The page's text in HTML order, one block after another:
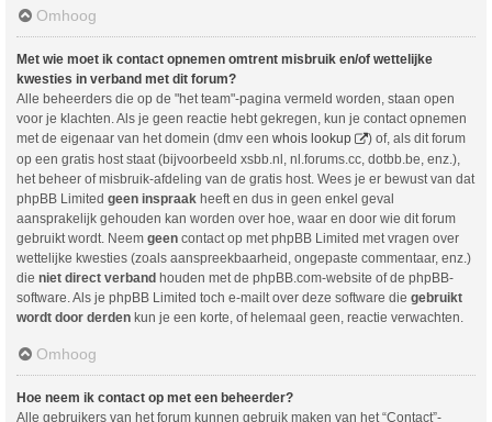
Omhoog
Met wie moet ik contact opnemen omtrent misbruik en/of wettelijke
kwesties in verband met dit forum?
Alle beheerders die op de "het team"-pagina vermeld worden, staan open
voor je klachten. Als je geen reactie hebt gekregen, kun je contact opnemen
met de eigenaar van het domein (dmv een whois lookup
) of, als dit forum
op een gratis host staat (bijvoorbeeld xsbb.nl, nl.forums.cc, dotbb.be, enz.),
het beheer of misbruik-afdeling van de gratis host. Wees je er bewust van dat
phpBB Limited geen inspraak heeft en dus in geen enkel geval
aansprakelijk gehouden kan worden over hoe, waar en door wie dit forum
gebruikt wordt. Neem geen contact op met phpBB Limited met vragen over
wettelijke kwesties (zoals aanspreekbaarheid, ongepaste commentaar, enz.)
die niet direct verband houden met de phpBB.com-website of de phpBB-
software. Als je phpBB Limited toch e-mailt over deze software die gebruikt
wordt door derden kun je een korte, of helemaal geen, reactie verwachten.
Omhoog
Hoe neem ik contact op met een beheerder?
Alle gebruikers van het forum kunnen gebruik maken van het “Contact”-